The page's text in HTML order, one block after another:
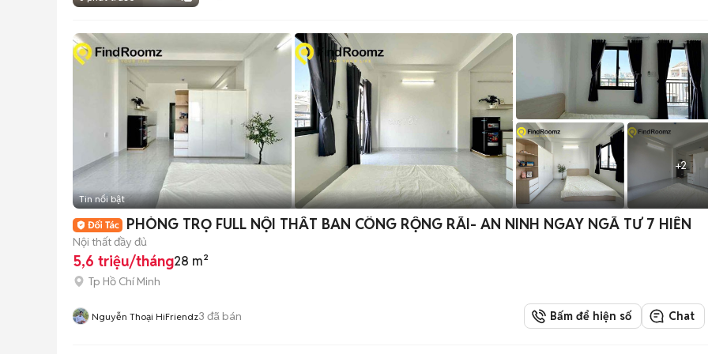
+2
Tin nổi bật
PHÒNG TRỌ FULL NỘI THẤT BAN CÔNG RỘNG RÃI- AN NINH NGAY NGÃ TƯ 7 HIỀN
Nội thất đầy đủ
5,6 triệu/tháng28 m²
Tp Hồ Chí Minh
Nguyễn Thoại HiFriendz3 đã bán Bấm để hiện số Chat